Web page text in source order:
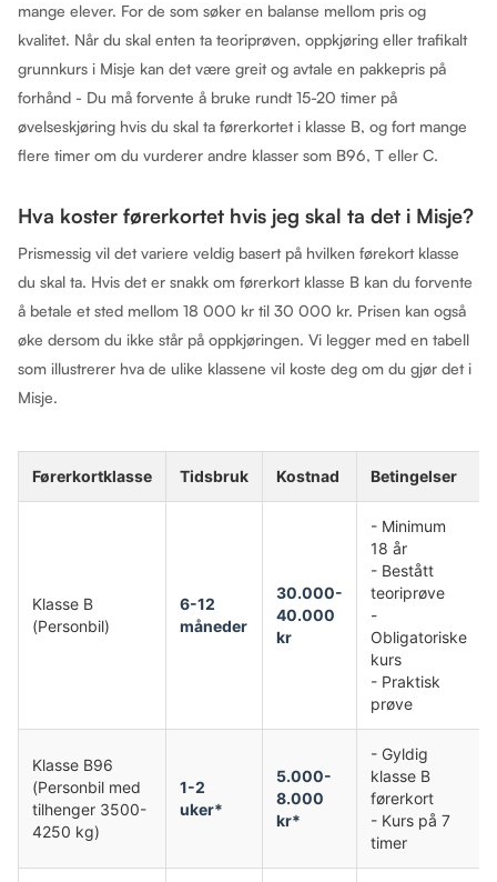
mange elever. For de som søker en balanse mellom pris og
kvalitet. Når du skal enten ta teoriprøven, oppkjøring eller trafikalt
grunnkurs i Misje kan det være greit og avtale en pakkepris på
forhånd - Du må forvente å bruke rundt 15-20 timer på
øvelseskjøring hvis du skal ta førerkortet i klasse B, og fort mange
flere timer om du vurderer andre klasser som B96, T eller C.
Hva koster førerkortet hvis jeg skal ta det i Misje?
Prismessig vil det variere veldig basert på hvilken førekort klasse
du skal ta. Hvis det er snakk om førerkort klasse B kan du forvente
å betale et sted mellom 18 000 kr til 30 000 kr. Prisen kan også
øke dersom du ikke står på oppkjøringen. Vi legger med en tabell
som illustrerer hva de ulike klassene vil koste deg om du gjør det i
Misje.
Førerkortklasse Tidsbruk Kostnad Betingelser
Klasse B
(Personbil)
6-12
måneder
30.000-
40.000
kr
- Minimum
18 år
- Bestått
teoriprøve
-
Obligatoriske
kurs
- Praktisk
prøve
Klasse B96
(Personbil med
tilhenger 3500-
4250 kg)
1-2
uker*
5.000-
8.000
kr*
- Gyldig
klasse B
førerkort
- Kurs på 7
timer